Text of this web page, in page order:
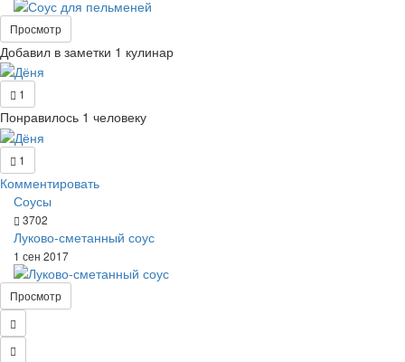
Просмотр
Добавил в заметки 1 кулинар
1
Понравилось 1 человеку
1
Комментировать
Соусы
3702
Луково-сметанный соус
1 сен 2017
Просмотр